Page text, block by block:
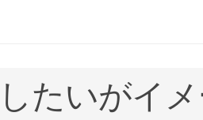
たいがイ